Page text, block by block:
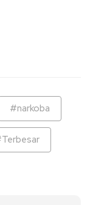
#narkoba